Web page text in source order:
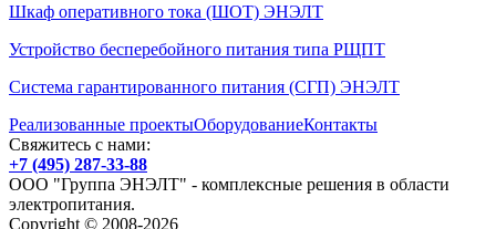
Шкаф оперативного тока (ШОТ) ЭНЭЛТ
Устройство бесперебойного питания типа РЩПТ
Система гарантированного питания (СГП) ЭНЭЛТ
Реализованные проектыОборудованиеКонтакты
Свяжитесь с нами:
+7 (495) 287-33-88
ООО "Группа ЭНЭЛТ" - комплексные решения в области
электропитания.
Copyright © 2008-2026